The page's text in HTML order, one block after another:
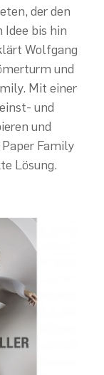
der den
Idee bis hin
Wolfgang
und
Mit einer
und
und
Family
Lösung.